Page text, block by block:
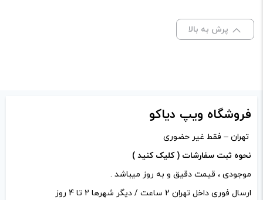
نیکوتین: 3 میلی گرم
امتیاز شما*
پرش به بالا
فروشگاه ویپ دیاکو
تهران – فقط غیر حضوری
نحوه ثبت سفارشات ( کلیک کنید )
موجودی ، قیمت دقیق و به روز میباشد .
ارسال فوری داخل تهران 2 ساعت / دیگر شهرها 2 تا 4 روز